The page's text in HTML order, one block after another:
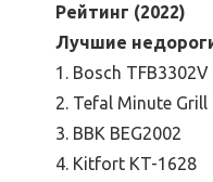
Рейтинг (2022)
Лучшие
1. Bosch TFB3302V
2. Tefal Minute Grill
3. BBK BEG2002
4. Kitfort KT-1628